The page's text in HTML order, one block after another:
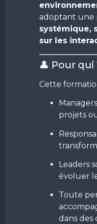
adoptant une
systémique,
sur les
👤 Pour qui
Cette
projets
Leaders
évoluer
Toute
dans des